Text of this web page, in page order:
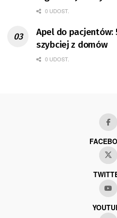
0 UDOST.
Apel do pacjentów:
szybciej z domów
0 UDOST.